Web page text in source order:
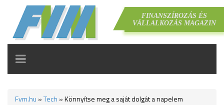
FINANSZÍROZÁS ÉS
VÁLLALKOZÁS MAGAZIN
TOGGLE
NAVIGATION
Fvm.hu »Tech »Könnyítse meg a saját dolgát a napelem